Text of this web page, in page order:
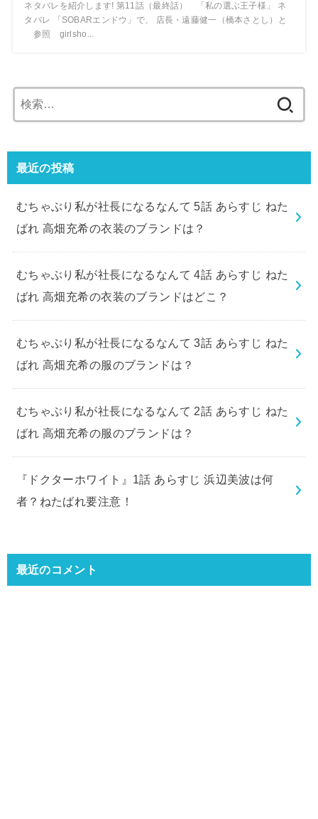
ネタバレを紹介します! 第11話（最終話） 「私の選ぶ王子様」 ネ
タバレ 「SOBARエンドウ」で、 店長・遠藤健一（橋本さとし）と
参照 girlsho...
索:
最近の投稿
むちゃぶり私が社長になるなんて 5話 あらすじ ねた
ばれ 高畑充希の衣装のブランドは？
むちゃぶり私が社長になるなんて 4話 あらすじ ねた
ばれ 高畑充希の衣装のブランドはどこ？
むちゃぶり私が社長になるなんて 3話 あらすじ ねた
ばれ 高畑充希の服のブランドは？
むちゃぶり私が社長になるなんて 2話 あらすじ ねた
ばれ 高畑充希の服のブランドは？
『ドクターホワイト』1話 あらすじ 浜辺美波は何
者？ねたばれ要注意！
最近のコメント